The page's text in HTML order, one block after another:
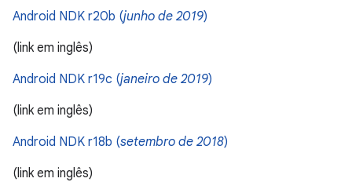
Android NDK r20b (junho de 2019)
(link em inglês)
Android NDK r19c (janeiro de 2019)
(link em inglês)
Android NDK r18b (setembro de 2018)
(link em inglês)